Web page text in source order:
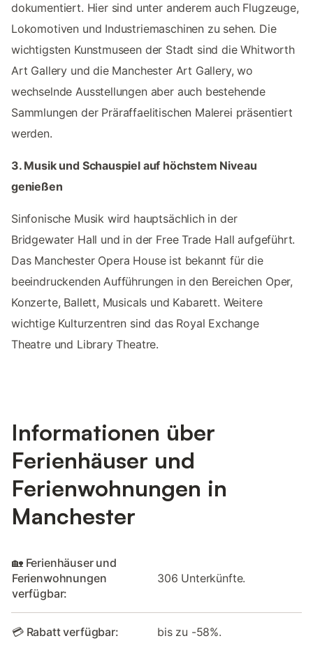
dokumentiert. Hier sind unter anderem auch Flugzeuge,
Lokomotiven und Industriemaschinen zu sehen. Die
wichtigsten Kunstmuseen der Stadt sind die Whitworth
Art Gallery und die Manchester Art Gallery, wo
wechselnde Ausstellungen aber auch bestehende
Sammlungen der Präraffaelitischen Malerei präsentiert
werden.
3. Musik und Schauspiel auf höchstem Niveau
genießen
Sinfonische Musik wird hauptsächlich in der
Bridgewater Hall und in der Free Trade Hall aufgeführt.
Das Manchester Opera House ist bekannt für die
beeindruckenden Aufführungen in den Bereichen Oper,
Konzerte, Ballett, Musicals und Kabarett. Weitere
wichtige Kulturzentren sind das Royal Exchange
Theatre und Library Theatre.
Informationen über
Ferienhäuser und
Ferienwohnungen in
Manchester
🏡 Ferienhäuser und
Ferienwohnungen
verfügbar:
306 Unterkünfte.
💳 Rabatt verfügbar: bis zu -58%.